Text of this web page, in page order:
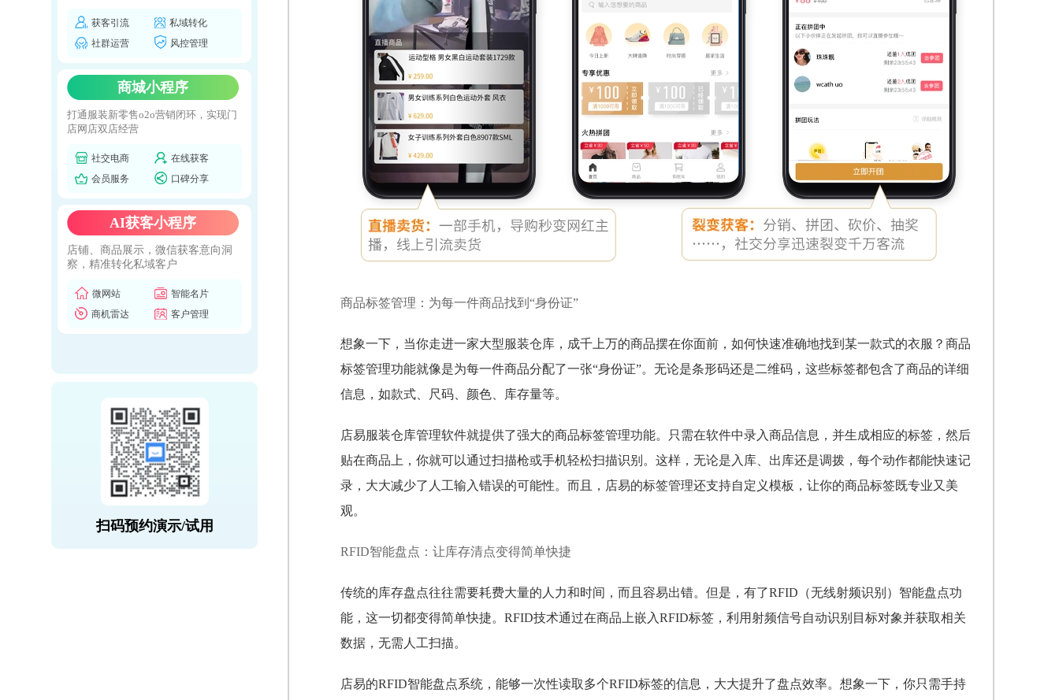
获客引流
私域转化
社群运营
风控管理
商城小程序
打通服装新零售o2o营销闭环，实现门
店网店双店经营
社交电商
在线获客
会员服务
口碑分享
AI获客小程序
店铺、商品展示，微信获客意向洞
察，精准转化私域客户
微网站
智能名片
商机雷达
客户管理
扫码预约演示/试用
商品标签管理：为每一件商品找到“身份证”
想象一下，当你走进一家大型服装仓库，成千上万的商品摆在你面前，如何快速准确地找到某一款式的衣服？商品
标签管理功能就像是为每一件商品分配了一张“身份证”。无论是条形码还是二维码，这些标签都包含了商品的详细
信息，如款式、尺码、颜色、库存量等。
店易服装仓库管理软件就提供了强大的商品标签管理功能。只需在软件中录入商品信息，并生成相应的标签，然后
贴在商品上，你就可以通过扫描枪或手机轻松扫描识别。这样，无论是入库、出库还是调拨，每个动作都能快速记
录，大大减少了人工输入错误的可能性。而且，店易的标签管理还支持自定义模板，让你的商品标签既专业又美
观。
RFID智能盘点：让库存清点变得简单快捷
传统的库存盘点往往需要耗费大量的人力和时间，而且容易出错。但是，有了RFID（无线射频识别）智能盘点功
能，这一切都变得简单快捷。RFID技术通过在商品上嵌入RFID标签，利用射频信号自动识别目标对象并获取相关
数据，无需人工扫描。
店易的RFID智能盘点系统，能够一次性读取多个RFID标签的信息，大大提升了盘点效率。想象一下，你只需手持